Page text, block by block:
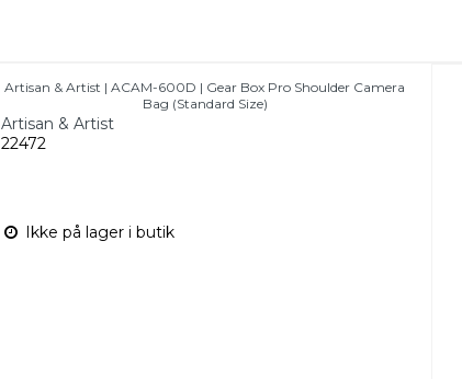
Artisan & Artist | ACAM-600D | Gear Box Pro Shoulder Camera
Bag (Standard Size)
Artisan & Artist
22472
Ikke på lager i butik